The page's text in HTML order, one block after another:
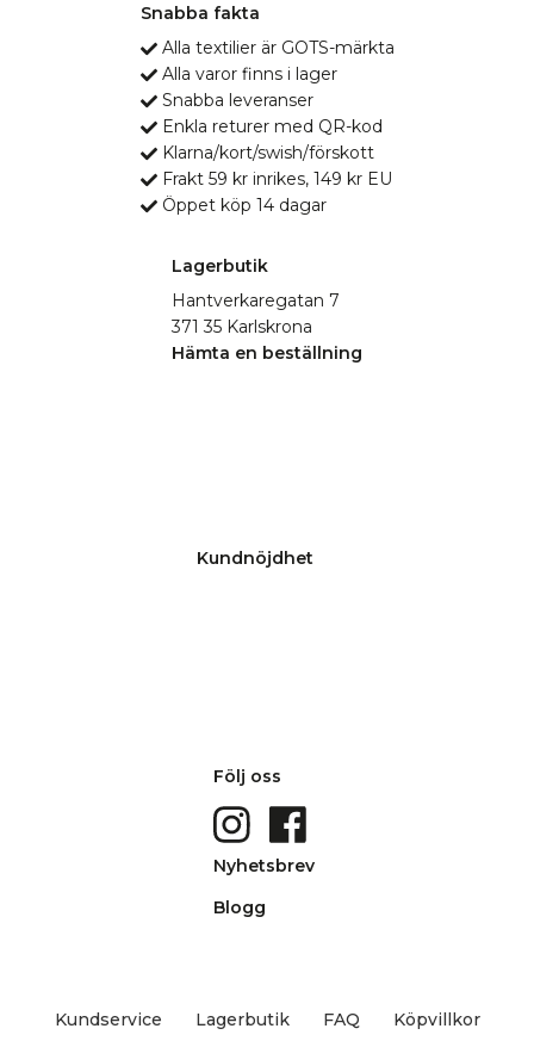
Snabba fakta
Alla textilier är GOTS-märkta
Alla varor finns i lager
Snabba leveranser
Enkla returer med QR-kod
Klarna/kort/swish/förskott
Frakt 59 kr inrikes, 149 kr EU
Öppet köp 14 dagar
Lagerbutik
Hantverkaregatan 7
371 35 Karlskrona
Hämta en beställning
Kundnöjdhet
Följ oss
Nyhetsbrev
Blogg
Kundservice Lagerbutik FAQ Köpvillkor